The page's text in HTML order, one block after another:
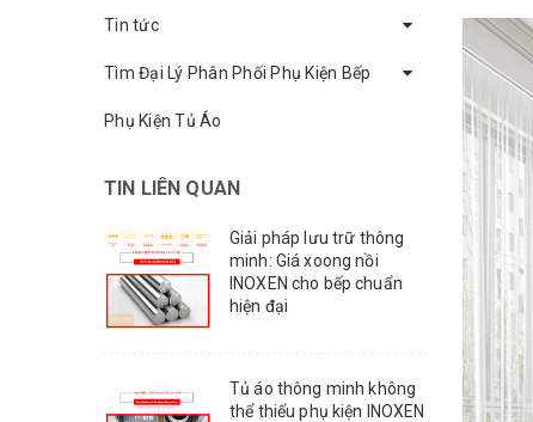
Tin tức
Tìm Đại Lý Phân Phối Phụ Kiện Bếp
Phụ Kiện Tủ Áo
TIN LIÊN QUAN
Giải pháp lưu trữ thông
minh: Giá xoong nồi
INOXEN cho bếp chuẩn
hiện đại
Tủ áo thông minh không
thể thiếu phụ kiện INOXEN